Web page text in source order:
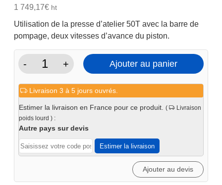
initial
199€.
1 749,17€ht
Utilisation de la presse d’atelier 50T avec la barre de
pompage, deux vitesses d’avance du piston.
-
quantité
Presse
d'atelier
hydraulique
50T
bi-
vitesses
+ Ajouter au panier
Livraison 3 à 5 jours ouvrés.
Estimer la livraison en France pour ce produit. (
Livraison
poids lourd ) :
Autre pays sur devis
Estimer la livraison
Ajouter au devis